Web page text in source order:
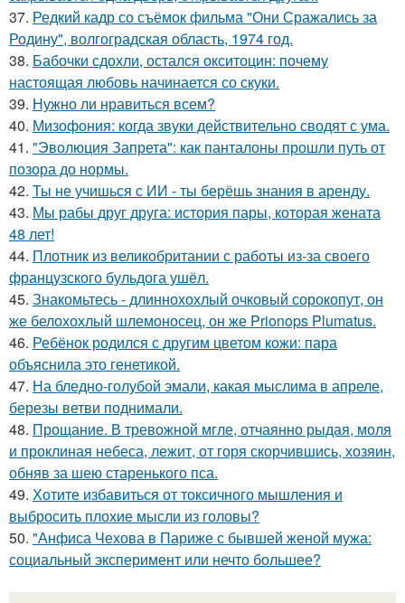
37. Редкий кадр со съёмок фильма "Они Сражались за
Родину", волгоградская область, 1974 год.
38. Бабочки сдохли, остался окситоцин: почему
настоящая любовь начинается со скуки.
39. Нужно ли нравиться всем?
40. Мизофония: когда звуки действительно сводят с ума.
41. "Эволюция Запрета": как панталоны прошли путь от
позора до нормы.
42. Ты не учишься с ИИ - ты берёшь знания в аренду.
43. Мы рабы друг друга: история пары, которая жената
48 лет!
44. Плотник из великобритании с работы из-за своего
французского бульдога ушёл.
45. Знакомьтесь - длиннохохлый очковый сорокопут, он
же белохохлый шлемоносец, он же Prionops Plumatus.
46. Ребёнок родился с другим цветом кожи: пара
объяснила это генетикой.
47. На бледно-голубой эмали, какая мыслима в апреле,
березы ветви поднимали.
48. Прощание. В тревожной мгле, отчаянно рыдая, моля
и проклиная небеса, лежит, от горя скорчившись, хозяин,
обняв за шею старенького пса.
49. Хотите избавиться от токсичного мышления и
выбросить плохие мысли из головы?
50. "Анфиса Чехова в Париже с бывшей женой мужа:
социальный эксперимент или нечто большее?